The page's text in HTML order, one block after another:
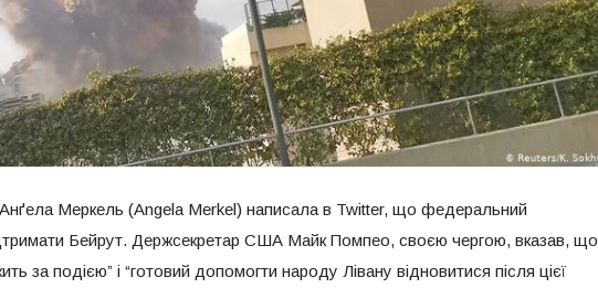
Меркель (Angela Merkel) написала в Twitter, що федеральний
Бейрут. Держсекретар США Майк Помпео, своєю чергою, вказав, що
за подією” і “готовий допомогти народу Лівану відновитися після цієї